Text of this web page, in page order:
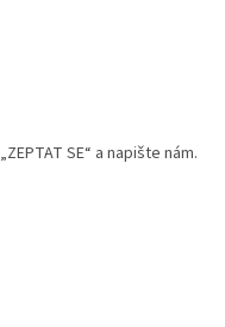
SE“ a napište nám.